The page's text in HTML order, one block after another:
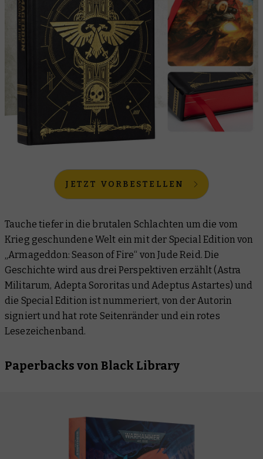
JETZT VORBESTELLEN
Tauche tiefer in die brutalen Schlachten um die vom
Krieg geschundene Welt ein mit der Special Edition von
„Armageddon: Season of Fire“ von Jude Reid. Die
Geschichte wird aus drei Perspektiven erzählt (Astra
Militarum, Adepta Sororitas und Adeptus Astartes) und
die Special Edition ist nummeriert, von der Autorin
signiert und hat rote Seitenränder und ein rotes
Lesezeichenband.
Paperbacks von Black Library